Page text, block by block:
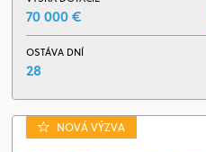
70 000 €
OSTÁVA DNÍ
28
NOVÁ VÝZVA